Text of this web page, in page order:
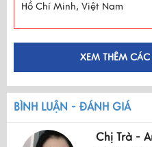
Hồ Chí Minh, Việt Nam
XEM THÊM
BÌNH LUẬN - ĐÁNH GIÁ
Chị Trà -